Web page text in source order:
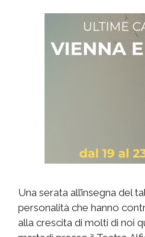
Una serata all’insegna del
personalità che hanno
alla crescita di molti di noi